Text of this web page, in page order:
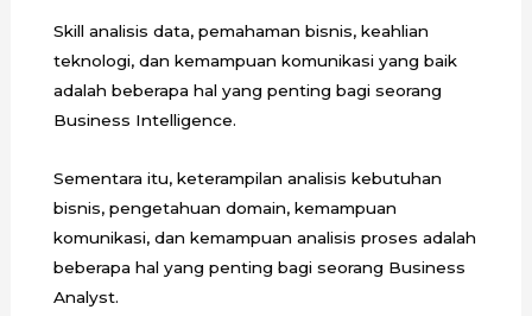
Skill analisis data, pemahaman bisnis, keahlian
teknologi, dan kemampuan komunikasi yang baik
adalah beberapa hal yang penting bagi seorang
Business Intelligence.
Sementara itu, keterampilan analisis kebutuhan
bisnis, pengetahuan domain, kemampuan
komunikasi, dan kemampuan analisis proses adalah
beberapa hal yang penting bagi seorang Business
Analyst.